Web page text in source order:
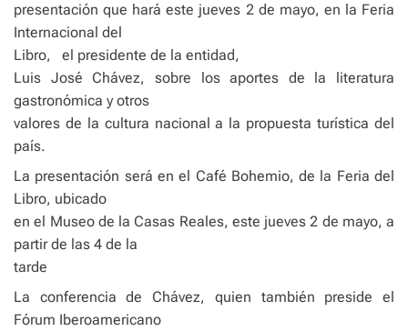
presentación que hará este jueves 2 de mayo, en la Feria
Internacional del
Libro,
el presidente de la entidad,
Luis José Chávez, sobre los aportes de la literatura
gastronómica y otros
valores de la cultura nacional a la propuesta turística del
país.
La presentación será en el Café Bohemio, de la Feria del
Libro, ubicado
en el Museo de la Casas Reales, este jueves 2 de mayo, a
partir de las 4 de la
tarde
La conferencia de Chávez, quien también preside el
Fórum Iberoamericano